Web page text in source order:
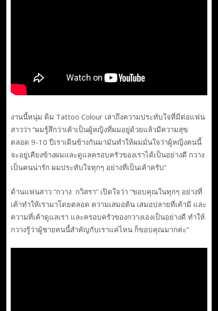
งานนี้หนุ่ม ดิม Tattoo Colour เล่าถึงความประทับใจที่มีต่อแฟน
สาวว่า “ผมรู้สึกว่าเค้าเป็นผู้หญิงที่ผมอยู่ด้วยแล้วมีความสุข
ตลอด 9-10 ปีเราเดินข้างกันมามันทำให้ผมมั่นใจว่าผู้หญิงคนนี้
จะอยู่เคียงข้างผมและดูแลครอบครัวของเราได้เป็นอย่างดี กวาง
เป็นคนน่ารัก ผมประทับใจทุกๆ อย่างที่เป็นเค้าครับ”
ด้านแฟนสาว “กวาง กวิสรา” เปิดใจว่า “ขอบคุณในทุกๆ อย่างที่
เค้าทำให้เรามาโดยตลอด ความเสมอต้น เสมอปลายที่เค้ามี และ
ความที่เค้าดูแลเรา และครอบครัวของกวางเองเป็นอย่างดี ทำให้
กวางรู้ว่าผู้ชายคนนี้สำคัญกับเราแค่ไหน ก็ขอบคุณมากค่ะ”